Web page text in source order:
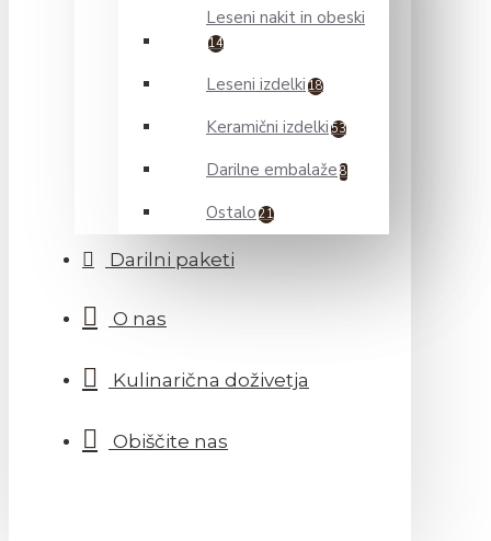
Leseni nakit in obeski
14
Leseni izdelki 18
Keramični izdelki 53
Darilne embalaže 8
Ostalo 21
Darilni paketi
O nas
Kulinarična doživetja
Obiščite nas